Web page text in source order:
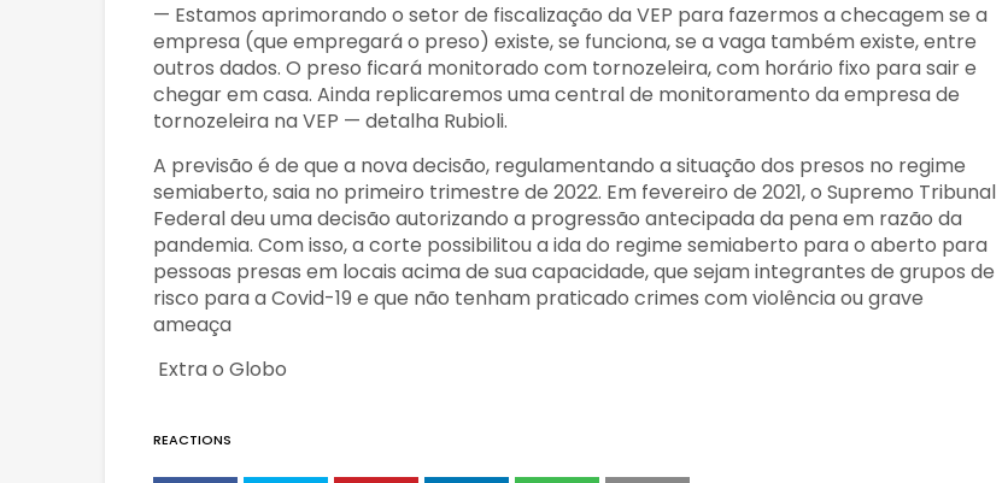
— Estamos aprimorando o setor de fiscalização da VEP para fazermos a checagem se a
empresa (que empregará o preso) existe, se funciona, se a vaga também existe, entre
outros dados. O preso ficará monitorado com tornozeleira, com horário fixo para sair e
chegar em casa. Ainda replicaremos uma central de monitoramento da empresa de
tornozeleira na VEP — detalha Rubioli.
A previsão é de que a nova decisão, regulamentando a situação dos presos no regime
semiaberto, saia no primeiro trimestre de 2022. Em fevereiro de 2021, o Supremo Tribunal
Federal deu uma decisão autorizando a progressão antecipada da pena em razão da
pandemia. Com isso, a corte possibilitou a ida do regime semiaberto para o aberto para
pessoas presas em locais acima de sua capacidade, que sejam integrantes de grupos de
risco para a Covid-19 e que não tenham praticado crimes com violência ou grave
ameaça
Extra o Globo
REACTIONS